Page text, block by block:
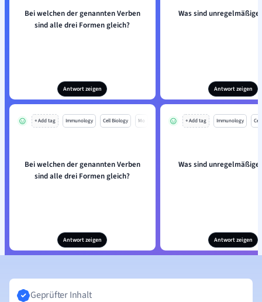
Bei welchen der genannten Verben
sind alle drei Formen gleich?
Antwort zeigen
Was sind unregelmäßige
Antwort zeigen
+ Add tag Immunology Cell Biology Mo
Bei welchen der genannten Verben
sind alle drei Formen gleich?
Antwort zeigen
+ Add tag Immunology
Was sind unregelmäßige
Antwort zeigen
Geprüfter Inhalt